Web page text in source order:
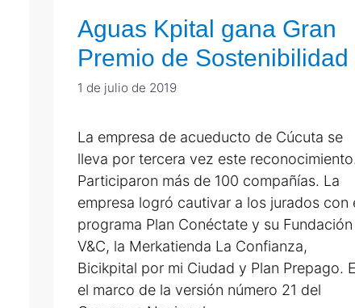
Aguas Kpital gana Gran
Premio de Sostenibilidad
1 de julio de 2019
La empresa de acueducto de Cúcuta se
lleva por tercera vez este
Participaron más de 100 compañías. La
empresa logró cautivar a los jurados con
programa Plan Conéctate y su Fundación
V&C, la Merkatienda La Confianza,
Bicikpital por mi Ciudad y Plan Prepago.
el marco de la versión número 21 del